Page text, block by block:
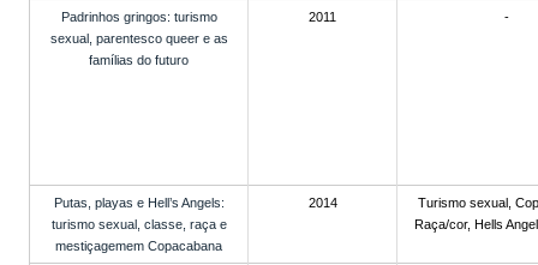
Padrinhos gringos: turismo
sexual, parentesco queer e as
famílias do futuro
2011 -
Putas, playas e Hell’s Angels:
turismo sexual, classe, raça e
mestiçagemem Copacabana
2014
Turismo sexual,
Raça/cor, Hells